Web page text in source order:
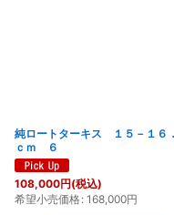
純ロートターキス １５－１６
ｃｍ ６
108,000円(税込)
希望小売価格: 168,000円